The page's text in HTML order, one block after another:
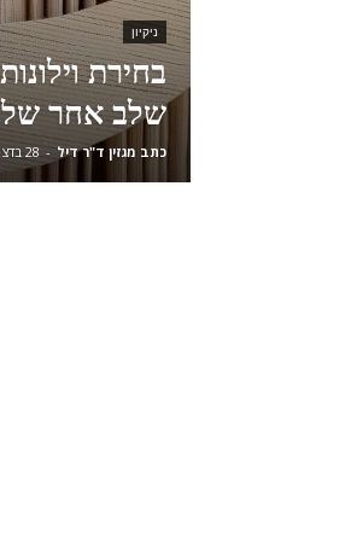
ניקיון
בחירת
שלב אחר
כתב מגזין ד"ר דיל - 28 בדצמבר 2024